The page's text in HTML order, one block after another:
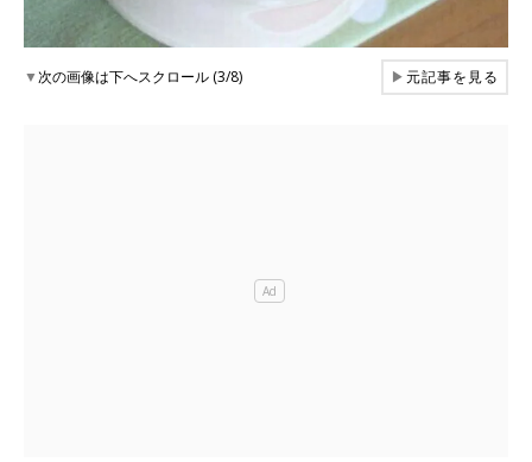
▼次の画像は下へスクロール (3/8) ▶元記事を見る